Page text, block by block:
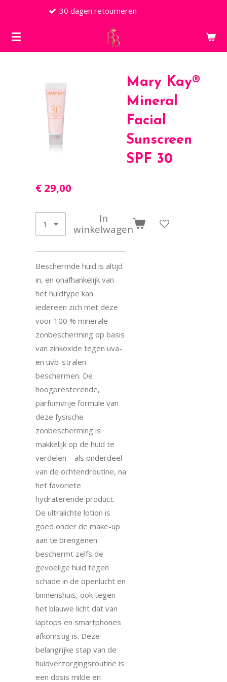
naar
de
Mary Kay®
Mineral
Facial
Sunscreen
SPF 30
€ 29,00
In
winkelwagen
Beschermde huid is altijd
in, en onafhankelijk van
het huidtype kan
iedereen zich met deze
voor 100 % minerale
zonbescherming op basis
van zinkoxide tegen uva-
en uvb-stralen
beschermen. De
hoogpresterende,
parfumvrije formule van
deze fysische
zonbescherming is
makkelijk op de huid te
verdelen – als onderdeel
van de ochtendroutine, na
het favoriete
hydraterende product.
De ultralichte lotion is
goed onder de make-up
aan te brengenen
beschermt zelfs de
gevoelige huid tegen
schade in de openlucht en
binnenshuis, ook tegen
het blauwe licht dat van
laptops en smartphones
afkomstig is. Deze
belangrijke stap van de
huidverzorgingsroutine is
een dosis milde en